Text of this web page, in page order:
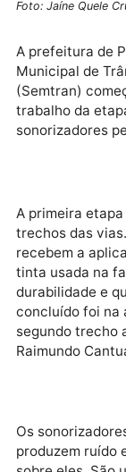
Foto: Jaíne Quele
A prefeitura
(Semtran)
sonorizadores
A primeira
trechos das
recebem a
segundo
Raimundo